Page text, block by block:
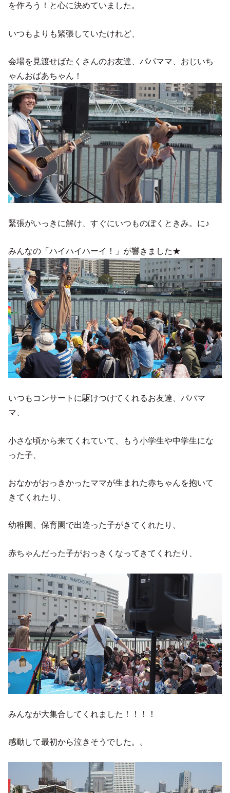
を作ろう！と心に決めていました。
いつもよりも緊張していたけれど、
会場を見渡せばたくさんのお友達、パパママ、おじいち
ゃんおばあちゃん！
緊張がいっきに解け、すぐにいつものぼくときみ。に♪
みんなの「ハイハイハーイ！」が響きました★
いつもコンサートに駆けつけてくれるお友達、パパマ
マ、
小さな頃から来てくれていて、もう小学生や中学生にな
った子、
おなかがおっきかったママが生まれた赤ちゃんを抱いて
きてくれたり、
幼稚園、保育園で出逢った子がきてくれたり、
赤ちゃんだった子がおっきくなってきてくれたり、
みんなが大集合してくれました！！！！
感動して最初から泣きそうでした。。